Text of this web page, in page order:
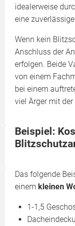
idealerweise
eine
Wenn kein
Anschluss der
erfolgen. Beide
von einem
bei einem
viel Ärger mit
Beispiel:
Das folgende
einem kleinen
1-1,5